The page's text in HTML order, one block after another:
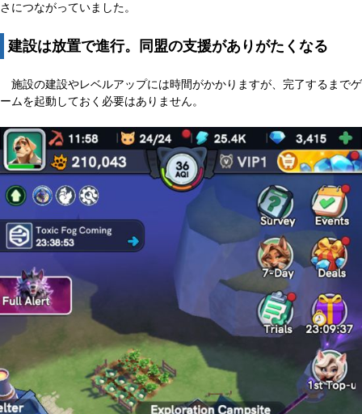
さにつながっていました。
建設は放置で進行。同盟の支援がありがたくなる
施設の建設やレベルアップには時間がかかりますが、完了するまでゲ
ームを起動しておく必要はありません。